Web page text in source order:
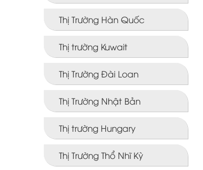
Thị Trường Hàn Quốc
Thị trường Kuwait
Thị Trường Đài Loan
Thị Trường Nhật Bản
Thị trường Hungary
Thị Trường Thổ Nhĩ Kỳ